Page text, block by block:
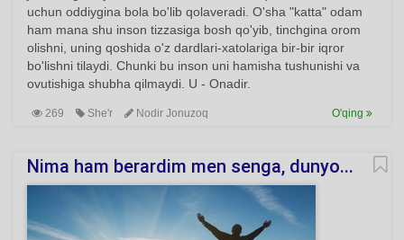
uchun oddiygina bola bo'lib qolaveradi. O'sha "katta" odam
ham mana shu inson tizzasiga bosh qo'yib, tinchgina orom
olishni, uning qoshida o'z dardlari-xatolariga bir-bir iqror
bo'lishni tilaydi. Chunki bu inson uni hamisha tushunishi va
ovutishiga shubha qilmaydi. U - Onadir.
269 She'r Nodir Jonuzoq O'qing
Nima ham berardim men senga, dunyo...